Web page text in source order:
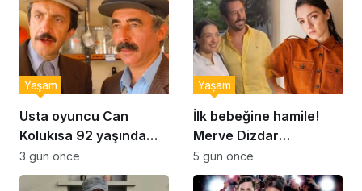
Usta oyuncu Can
Kolukısa 92 yaşında
hayatını kaybetti
Yaşam
3 gün önce
İlk bebeğine hamile!
Merve Dizdar
sessizliğini bozdu: ‘İsim
bulmak çok zor’
Yaşam
5 gün önce